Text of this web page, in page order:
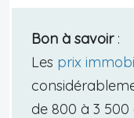
Bon à savoir:
Les prix
de 800 à 3